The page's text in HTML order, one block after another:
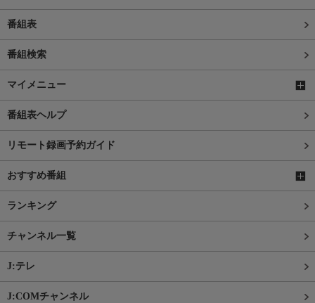
番組表
番組検索
マイメニュー
番組表ヘルプ
リモート録画予約ガイド
おすすめ番組
ランキング
チャンネル一覧
J:テレ
J:COMチャンネル